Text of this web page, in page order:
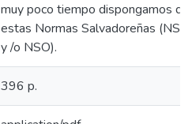
muy poco tiempo dispongamos de
estas Normas Salvadoreñas (NSR
y /o NSO).
396 p.